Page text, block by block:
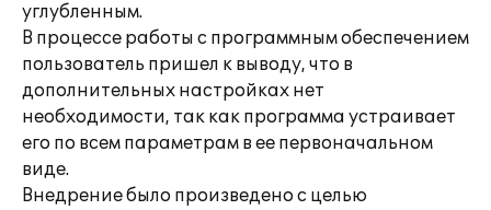
углубленным.
В процессе работы с программным обеспечением
пользователь пришел к выводу, что в
дополнительных настройках нет
необходимости, так как программа устраивает
его по всем параметрам в ее первоначальном
виде.
Внедрение было произведено с целью